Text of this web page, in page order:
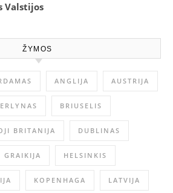
Valstijos
ŽYMOS
ANGLIJA AUSTRIJA
BRIUSELIS
BRITANIJA DUBLINAS
GRAIKIJA HELSINKIS
KOPENHAGA LATVIJA